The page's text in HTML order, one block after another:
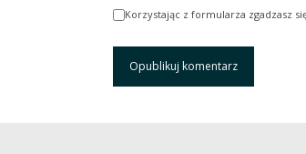
Korzystając z formularza zgadzasz